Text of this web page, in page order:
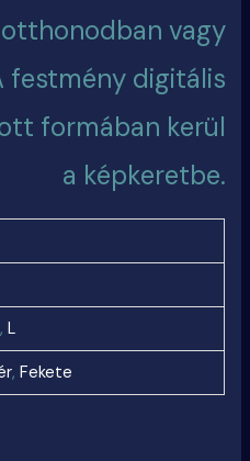
vagy
festmény digitális
formában kerül
a képkeretbe.
, L
, Fekete